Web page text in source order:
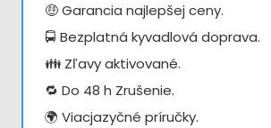
🤑 Garancia najlepšej ceny.
🚍 Bezplatná kyvadlová doprava.
👪 Zľavy aktivované.
🔁 Do 48 h Zrušenie.
🌍 Viacjazyčné príručky.